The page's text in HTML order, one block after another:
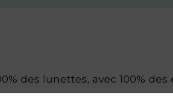
des lunettes, avec 100%